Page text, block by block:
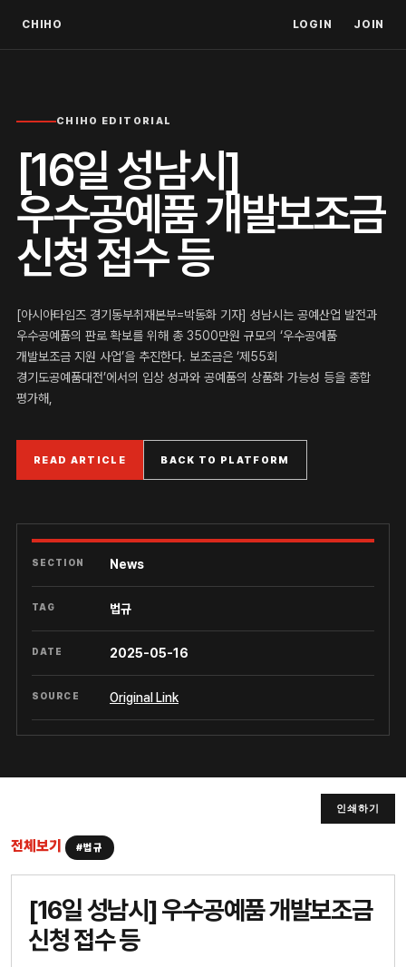
CHIHO LOGIN JOIN
CHIHO EDITORIAL
[16일 성남시]
우수공예품 개발보조금
신청 접수 등
[아시아타임즈 경기동부취재본부=박동화 기자] 성남시는 공예산업 발전과
우수공예품의 판로 확보를 위해 총 3500만원 규모의 ‘우수공예품
개발보조금 지원 사업’을 추진한다. 보조금은 ‘제55회
경기도공예품대전’에서의 입상 성과와 공예품의 상품화 가능성 등을 종합
평가해,
READ ARTICLE BACK TO PLATFORM
SECTION News
TAG 법규
DATE 2025-05-16
SOURCE Original Link
인쇄하기
전체보기 #법규
[16일 성남시] 우수공예품 개발보조금
신청 접수 등